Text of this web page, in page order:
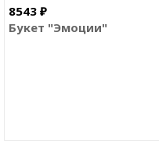
8543 ₽
Букет "Эмоции"